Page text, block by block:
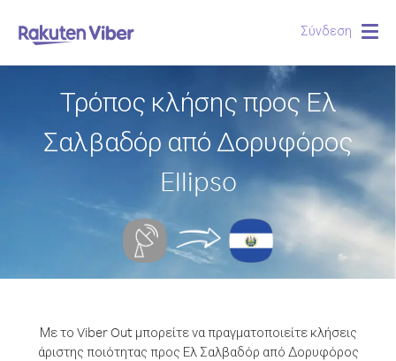
Σύνδεση
Τρόπος κλήσης προς Ελ
Σαλβαδόρ από Δορυφόρος
Ellipso
Με το Viber Out μπορείτε να πραγματοποιείτε κλήσεις
άριστης ποιότητας προς Ελ Σαλβαδόρ από Δορυφόρος